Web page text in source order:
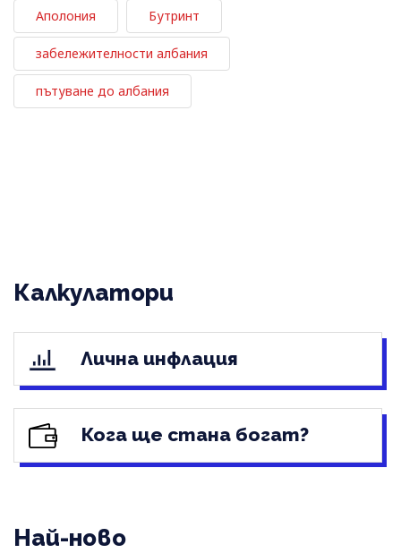
Аполония Бутринт
забележителности албания
пътуване до албания
Калкулатори
Лична инфлация
Кога ще стана богат?
Най-ново